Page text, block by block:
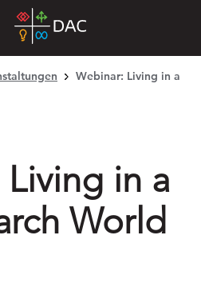
Webinar: Living in a
in a
World